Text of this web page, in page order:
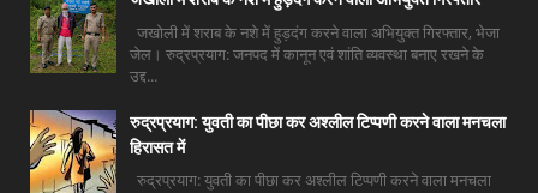
जखोली में शराब के नशे में हुड़दंग करने वाला अभियुक्त गिरफ्तार, भेजा
जेल। रुद्रप्रयाग: जनपद में कानून एवं शांति व्यवस्था बनाए रखने के
उद्द...
रुद्रप्रयाग: युवती का पीछा कर अश्लील टिप्पणी करने वाला मनचला
हिरासत में
रुद्रप्रयाग: युवती का पीछा कर अश्लील टिप्पणी करने वाला मनचला